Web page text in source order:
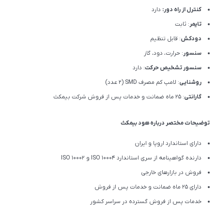
کنترل از راه دور: دارد
تایمر: ثابت
دودکش: قابل تنظیم
سنسور: حرارت، دود، گاز
سنسور تشخیص حرکت: دارد
روشنایی: لامپ کم مصرف SMD (2 عدد)
گارانتی: 25 ماه ضمانت و خدمات پس از فروش شرکت بیمکث
توضیحات مختصر درباره هود بیمکث
دارای استاندارد اروپا و ایران
دارنده گواهینامه از سری استاندارد ISO 10004 و ISO 10002
فروش در بازارهای خارجی
دارای 25 ماه ضمانت و خدمات پس از فروش
خدمات پس از فروش گسترده در سراسر کشور